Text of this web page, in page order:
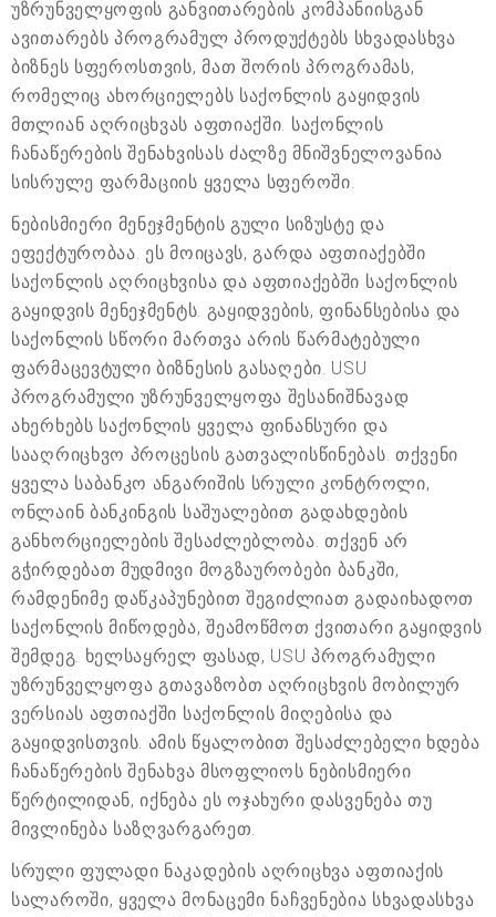
უზრუნველყოფის განვითარების კომპანიისგან
ავითარებს პროგრამულ პროდუქტებს სხვადასხვა
ბიზნეს სფეროსთვის, მათ შორის პროგრამას,
რომელიც ახორციელებს საქონლის გაყიდვის
მთლიან აღრიცხვას აფთიაქში. საქონლის
ჩანაწერების შენახვისას ძალზე მნიშვნელოვანია
სისრულე ფარმაციის ყველა სფეროში.
ნებისმიერი მენეჯმენტის გული სიზუსტე და
ეფექტურობაა. ეს მოიცავს, გარდა აფთიაქებში
საქონლის აღრიცხვისა და აფთიაქებში საქონლის
გაყიდვის მენეჯმენტს. გაყიდვების, ფინანსებისა და
საქონლის სწორი მართვა არის წარმატებული
ფარმაცევტული ბიზნესის გასაღები. USU
პროგრამული უზრუნველყოფა შესანიშნავად
ახერხებს საქონლის ყველა ფინანსური და
სააღრიცხვო პროცესის გათვალისწინებას. თქვენი
ყველა საბანკო ანგარიშის სრული კონტროლი,
ონლაინ ბანკინგის საშუალებით გადახდების
განხორციელების შესაძლებლობა. თქვენ არ
გჭირდებათ მუდმივი მოგზაურობები ბანკში,
რამდენიმე დაწკაპუნებით შეგიძლიათ გადაიხადოთ
საქონლის მიწოდება, შეამოწმოთ ქვითარი გაყიდვის
შემდეგ. ხელსაყრელ ფასად, USU პროგრამული
უზრუნველყოფა გთავაზობთ აღრიცხვის მობილურ
ვერსიას აფთიაქში საქონლის მიღებისა და
გაყიდვისთვის. ამის წყალობით შესაძლებელი ხდება
ჩანაწერების შენახვა მსოფლიოს ნებისმიერი
წერტილიდან, იქნება ეს ოჯახური დასვენება თუ
მივლინება საზღვარგარეთ.
სრული ფულადი ნაკადების აღრიცხვა აფთიაქის
სალაროში, ყველა მონაცემი ნაჩვენებია სხვადასხვა